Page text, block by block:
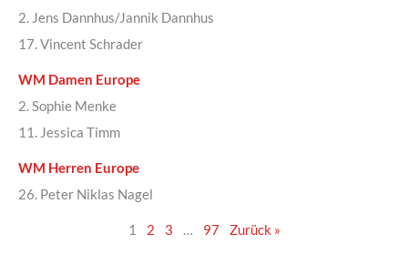
2. Jens Dannhus/Jannik Dannhus
17. Vincent Schrader
WM Damen Europe
2. Sophie Menke
11. Jessica Timm
WM Herren Europe
26. Peter Niklas Nagel
1 2 3 … 97 Zurück »